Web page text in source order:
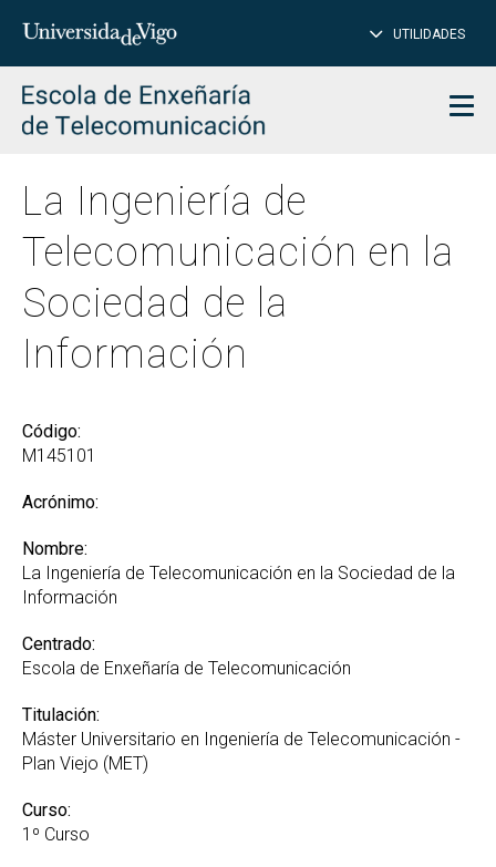
Insertar
para
buscar
UTILIDADES
La Ingeniería de
Telecomunicación en la
Sociedad de la
Información
Código:
M145101
Acrónimo:
Nombre:
La Ingeniería de Telecomunicación en la Sociedad de la
Información
Centrado:
Escola de Enxeñaría de Telecomunicación
Titulación:
Máster Universitario en Ingeniería de Telecomunicación -
Plan Viejo (MET)
Curso:
1º Curso